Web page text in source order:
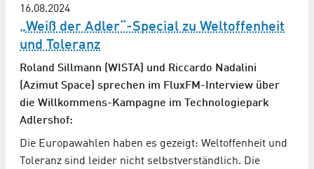
16.08.2024
„Weiß der Adler“-Special zu Weltoffenheit
und Toleranz
Roland Sillmann (WISTA) und Riccardo Nadalini
(Azimut Space) sprechen im FluxFM-Interview über
die Willkommens-Kampagne im Technologiepark
Adlershof:
Die Europawahlen haben es gezeigt: Weltoffenheit und
Toleranz sind leider nicht selbstverständlich. Die